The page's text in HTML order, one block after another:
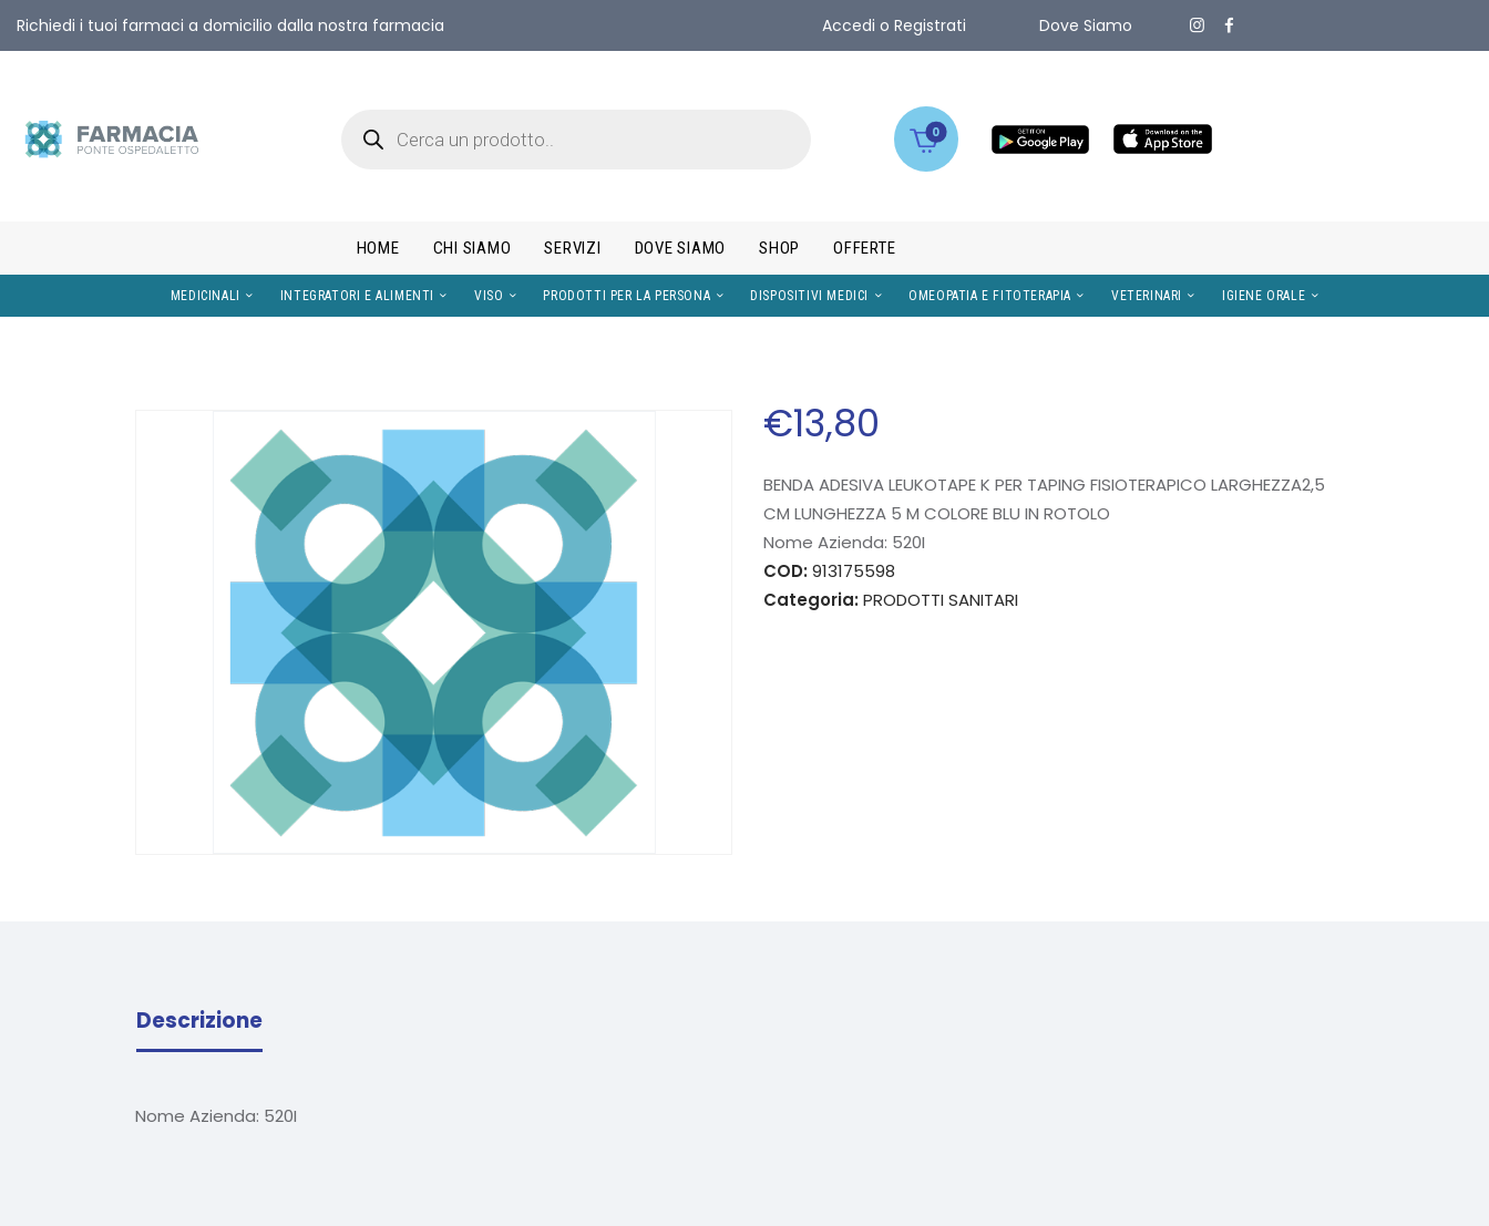
Richiedi i tuoi farmaci a domicilio dalla nostra farmacia Accedi o Registrati Dove Siamo
0
HOME CHI SIAMO SERVIZI DOVE SIAMO SHOP OFFERTE
€13,80
BENDA ADESIVA LEUKOTAPE K PER TAPING FISIOTERAPICO LARGHEZZA2,5
CM LUNGHEZZA 5 M COLORE BLU IN ROTOLO
Nome Azienda: 520I
COD:913175598
Categoria:PRODOTTI SANITARI
Descrizione
Nome Azienda: 520I